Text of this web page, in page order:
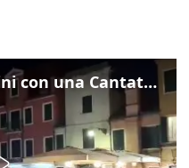
Venezia omaggia Guccini con una Cantata Anarchica in campo Santa Margherita